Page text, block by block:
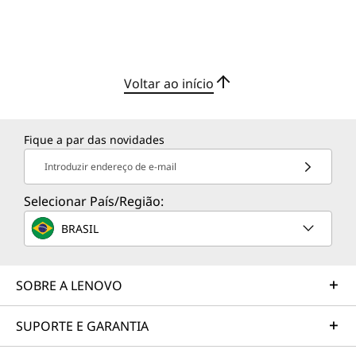
Voltar ao início
Fique a par das novidades
Introduzir endereço de e-mail
Selecionar País/Região:
BRASIL
SOBRE A LENOVO
SUPORTE E GARANTIA